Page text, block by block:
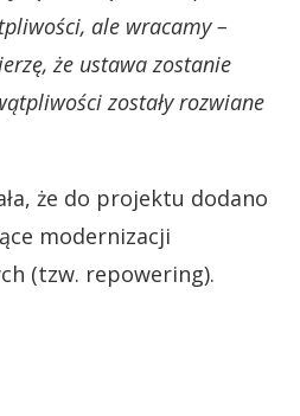
ale wracamy –
że ustawa zostanie
zostały rozwiane
że do projektu dodano
modernizacji
(tzw. repowering).